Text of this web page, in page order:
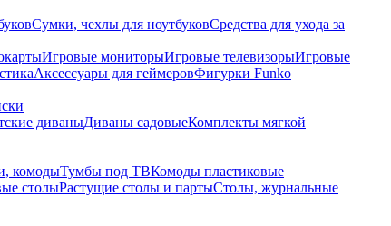
Сумки, чехлы для ноутбуковСредства для ухода за
Игровые мониторыИгровые телевизорыИгровые
Аксессуары для геймеровФигурки Funko
диваныДиваны садовыеКомплекты мягкой
комодыТумбы под ТВКомоды пластиковые
столыРастущие столы и партыСтолы, журнальные